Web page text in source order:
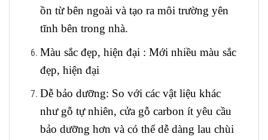
ồn từ bên ngoài và tạo ra môi trường yên
tĩnh bên trong nhà.
Màu sắc đẹp, hiện đại : Mới nhiều màu sắc
đẹp, hiện đại
Dễ bảo dưỡng: So với các vật liệu khác
như gỗ tự nhiên, cửa gỗ carbon ít yêu cầu
bảo dưỡng hơn và có thể dễ dàng lau chùi